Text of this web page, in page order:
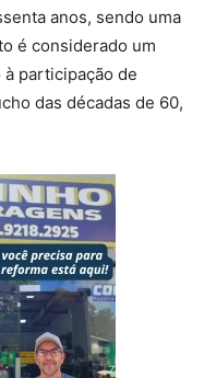
anos, sendo uma
é considerado um
participação de
das décadas de 60,